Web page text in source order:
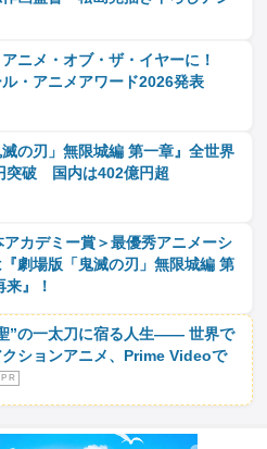
アニメ・オブ・ザ・イヤーに！
・アニメアワード2026発表
滅の刃」無限城編 第一章』全世界
突破 国内は402億円超
アカデミー賞＞最優秀アニメーシ
『劇場版「鬼滅の刃」無限城編 第
』！
”の一太刀に宿る人生―― 世界で
ションアニメ、Prime Videoで
P R